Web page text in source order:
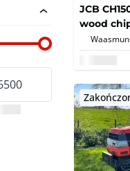
JCB
wood